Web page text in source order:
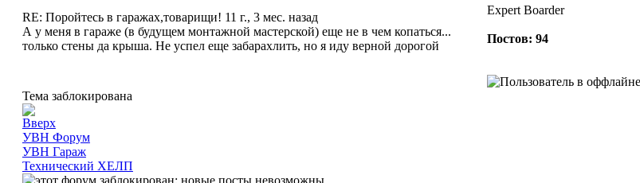
RE: Поройтесь в гаражах,товарищи! 11 г., 3 мес. назад
А у меня в гараже (в будущем монтажной мастерской) еще не в чем копаться...
только стены да крыша. Не успел еще забарахлить, но я иду верной дорогой
Expert Boarder
Постов: 94
Тема заблокирована
УВН Форум
УВН Гараж
Технический ХЕЛП